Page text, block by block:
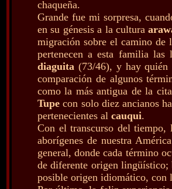
chaqueña.
Grande fue mi sorpresa,
en su génesis a la cultura
migración sobre el camino de
pertenecen a esta familia las
diaguita (73/46), y hay quién
comparación de algunos
como la más antigua de la
Tupe con solo diez ancianos
pertenecientes al cauqui.
Con el transcurso del tiempo,
aborígenes de nuestra
general, donde cada término
de diferente origen lingüístico;
posible origen idiomático, con